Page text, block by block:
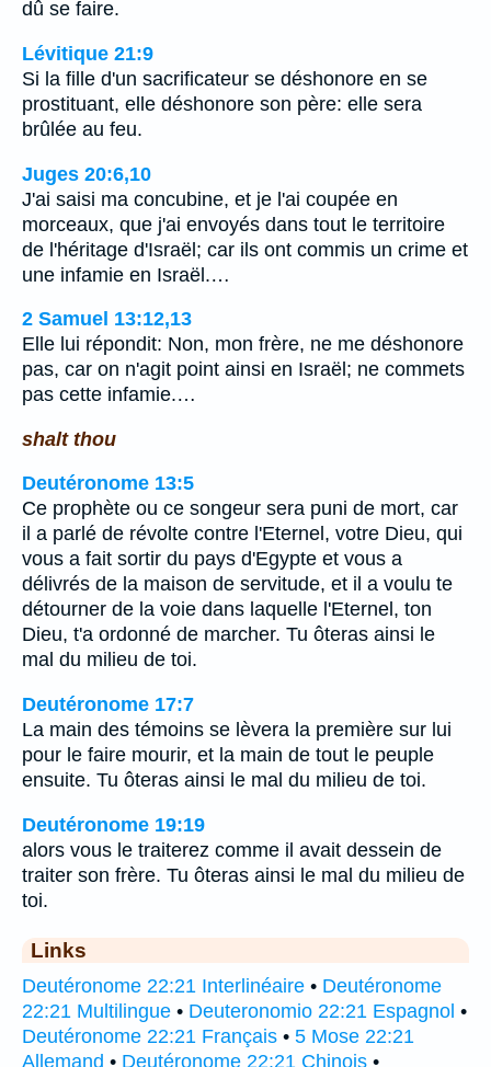
dû se faire.
Lévitique 21:9
Si la fille d'un sacrificateur se déshonore en se
prostituant, elle déshonore son père: elle sera
brûlée au feu.
Juges 20:6,10
J'ai saisi ma concubine, et je l'ai coupée en
morceaux, que j'ai envoyés dans tout le territoire
de l'héritage d'Israël; car ils ont commis un crime et
une infamie en Israël.…
2 Samuel 13:12,13
Elle lui répondit: Non, mon frère, ne me déshonore
pas, car on n'agit point ainsi en Israël; ne commets
pas cette infamie.…
shalt thou
Deutéronome 13:5
Ce prophète ou ce songeur sera puni de mort, car
il a parlé de révolte contre l'Eternel, votre Dieu, qui
vous a fait sortir du pays d'Egypte et vous a
délivrés de la maison de servitude, et il a voulu te
détourner de la voie dans laquelle l'Eternel, ton
Dieu, t'a ordonné de marcher. Tu ôteras ainsi le
mal du milieu de toi.
Deutéronome 17:7
La main des témoins se lèvera la première sur lui
pour le faire mourir, et la main de tout le peuple
ensuite. Tu ôteras ainsi le mal du milieu de toi.
Deutéronome 19:19
alors vous le traiterez comme il avait dessein de
traiter son frère. Tu ôteras ainsi le mal du milieu de
toi.
Links
Deutéronome 22:21 Interlinéaire • Deutéronome
22:21 Multilingue • Deuteronomio 22:21 Espagnol •
Deutéronome 22:21 Français • 5 Mose 22:21
Allemand • Deutéronome 22:21 Chinois •